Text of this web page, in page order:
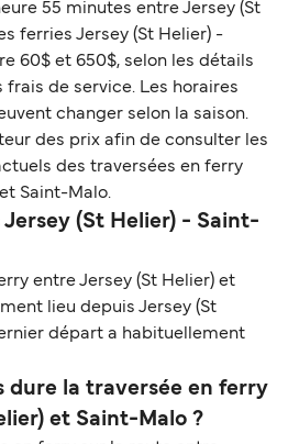
55 minutes entre Jersey (St
ferries Jersey (St Helier) -
60$ et 650$, selon les détails
de service. Les horaires
changer selon la saison.
des prix afin de consulter les
des traversées en ferry
Saint-Malo.
(St Helier) - Saint-
entre Jersey (St Helier) et
lieu depuis Jersey (St
départ a habituellement
dure la traversée en ferry
et Saint-Malo ?